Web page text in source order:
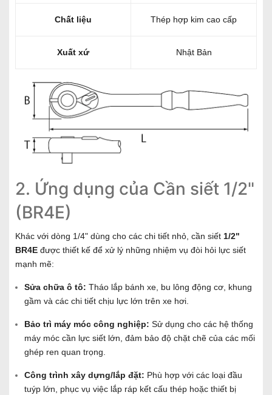
Chất liệu Thép hợp kim cao cấp
Xuất xứ Nhật Bản
2. Ứng dụng của Cần siết 1/2"
(BR4E)
Khác với dòng 1/4" dùng cho các chi tiết nhỏ, cần siết 1/2"
BR4E được thiết kế để xử lý những nhiệm vụ đòi hỏi lực siết
mạnh mẽ:
Sửa chữa ô tô: Tháo lắp bánh xe, bu lông động cơ, khung
gầm và các chi tiết chịu lực lớn trên xe hơi.
Bảo trì máy móc công nghiệp: Sử dụng cho các hệ thống
máy móc cần lực siết lớn, đảm bảo độ chặt chẽ của các mối
ghép ren quan trọng.
Công trình xây dựng/lắp đặt: Phù hợp với các loại đầu
tuýp lớn, phục vụ việc lắp ráp kết cấu thép hoặc thiết bị